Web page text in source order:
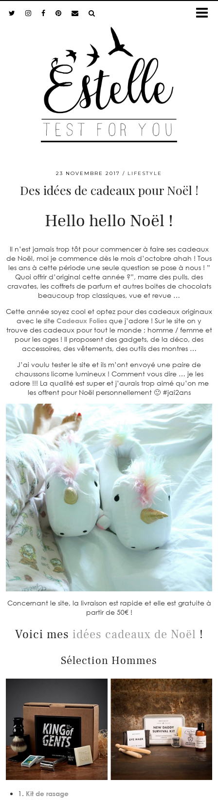
23 NOVEMBRE 2017 LIFESTYLE
Des idées de cadeaux pour Noël !
Hello hello Noël !
Il n’est jamais trop tôt pour commencer à faire ses cadeaux
de Noël, moi je commence dès le mois d’octobre ahah ! Tous
les ans à cette période une seule question se pose à nous ! ”
Quoi offrir d’original cette année ?”, marre des pulls, des
cravates, les coffrets de parfum et autres boites de chocolats
beaucoup trop classiques, vue et revue …
Cette année soyez cool et optez pour des cadeaux originaux
avec le site Cadeaux Folies que j’adore ! Sur le site on y
trouve des cadeaux pour tout le monde ; homme / femme et
pour les ages ! Il proposent des gadgets, de la déco, des
accessoires, des vêtements, des outils des montres …
J’ai voulu tester le site et ils m’ont envoyé une paire de
chaussons licorne lumineux ! Comment vous dire … je les
adore !!! La qualité est super et j’aurais trop aimé qu’on me
les offrent pour Noël personnellement 🙂 #jai2ans
Concernant le site, la livraison est rapide et elle est gratuite à
partir de 50€ !
Voici mes idées cadeaux de Noël !
Sélection Hommes
1. Kit de rasage